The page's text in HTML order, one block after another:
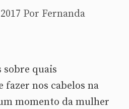
Por Fernanda
sobre quais
fazer nos cabelos na
momento da mulher